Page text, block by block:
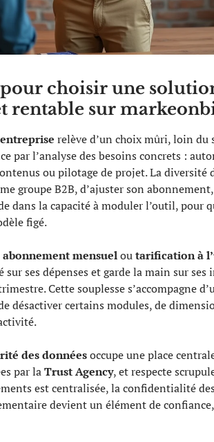
choisir une
rentable sur
relève d’un choix mûri, loin du
par l’analyse des besoins concrets :
ou pilotage de projet. La diversité
groupe B2B, d’ajuster son
dans la capacité à moduler l’outil, pour
figé.
abonnement mensueloutarification à
ses dépenses et garde la main sur ses
Cette souplesse s’accompagne
désactiver certains modules, de
des donnéesoccupe une place
par laTrust Agency, et respecte
est centralisée, la confidentialité
devient un élément de